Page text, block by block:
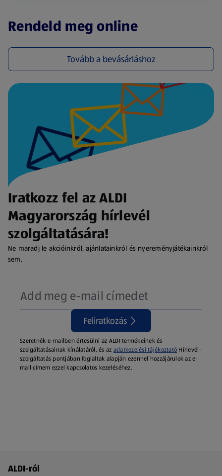
Rendeld meg online
Tovább a bevásárláshoz
(új oldalon nyílik meg)
Iratkozz fel az ALDI
Magyarország hírlevél
szolgáltatására!
Ne maradj le akcióinkról, ajánlatainkról és nyereményjátékainkról
sem.
Feliratkozás
Szeretnék e-mailben értesülni az ALDI termékeinek és
szolgáltatásainak kínálatáról, és az adatkezelési tájékoztató Hírlevél-
szolgáltatás pontjában foglaltak alapján ezennel hozzájárulok az e-
mail címem ezzel kapcsolatos kezeléséhez.
Láblécmenü - további linkek
ALDI-ról